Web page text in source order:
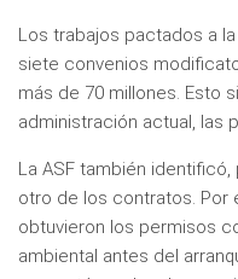
Los trabajos pactados a
siete convenios
más de 70 millones. Esto
administración actual, las
La ASF también
otro de los contratos. Por
obtuvieron los permisos
ambiental antes del